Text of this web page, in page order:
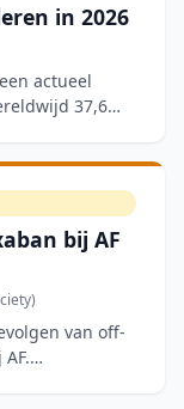
in 2026
actueel
37,6
bij AF
van off-